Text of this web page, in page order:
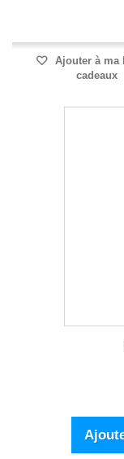
Ajouter à ma
cadeaux